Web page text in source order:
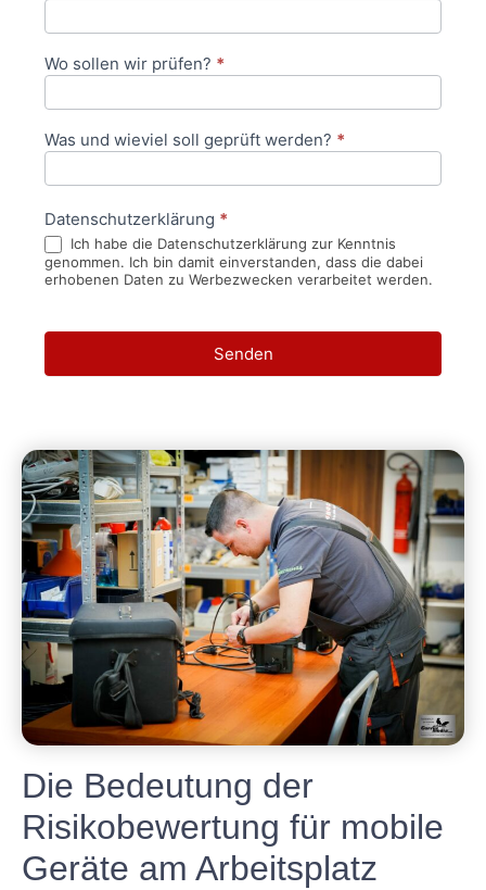
Wo sollen wir prüfen? *
Was und wieviel soll geprüft werden? *
Datenschutzerklärung *
Ich habe die Datenschutzerklärung zur Kenntnis
genommen. Ich bin damit einverstanden, dass die dabei
erhobenen Daten zu Werbezwecken verarbeitet werden.
Senden
Die Bedeutung der
Risikobewertung für mobile
Geräte am Arbeitsplatz